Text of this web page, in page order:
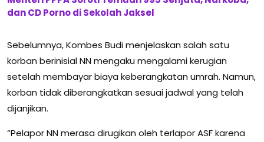
dan CD Porno di Sekolah Jaksel
Sebelumnya, Kombes Budi menjelaskan salah satu
korban berinisial NN mengaku mengalami kerugian
setelah membayar biaya keberangkatan umrah. Namun,
korban tidak diberangkatkan sesuai jadwal yang telah
dijanjikan.
“Pelapor NN merasa dirugikan oleh terlapor ASF karena